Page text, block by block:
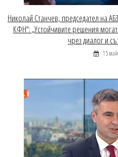
Николай Станчев, председател на
КФН“: „Устойчивите решения
чрез диалог и
15